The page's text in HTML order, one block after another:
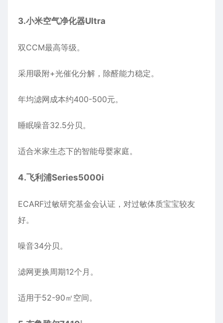
3.小米空气净化器Ultra
双CCM最高等级。
采用吸附+光催化分解，除醛能力稳定。
年均滤网成本约400-500元。
睡眠噪音32.5分贝。
适合米家生态下的智能母婴家庭。
4.飞利浦Series5000i
ECARF过敏研究基金会认证，对过敏体质宝宝较友
好。
噪音34分贝。
滤网更换周期12个月。
适用于52-90㎡空间。